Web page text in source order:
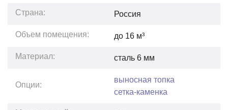
Страна: Россия
Объем помещения: до 16 м³
Материал: сталь 6 мм
Опции:
выносная топка
сетка-каменка